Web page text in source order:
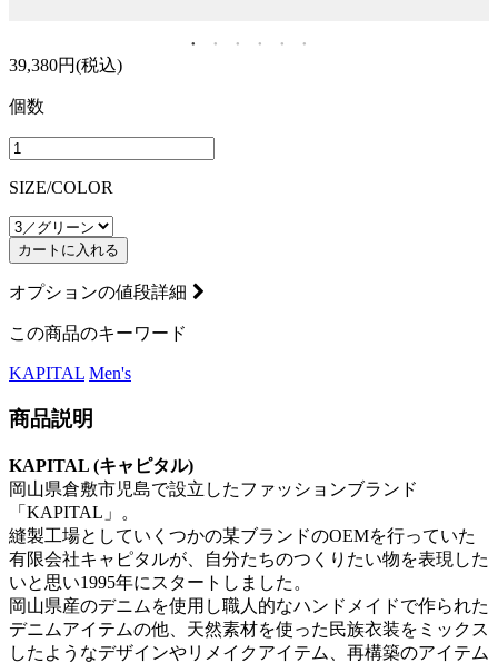
39,380円(税込)
個数
SIZE/COLOR
カートに入れる
オプションの値段詳細
この商品のキーワード
KAPITAL Men's
商品説明
KAPITAL (キャピタル)
岡山県倉敷市児島で設立したファッションブランド
「KAPITAL」。
縫製工場としていくつかの某ブランドのOEMを行っていた
有限会社キャピタルが、自分たちのつくりたい物を表現した
いと思い1995年にスタートしました。
岡山県産のデニムを使用し職人的なハンドメイドで作られた
デニムアイテムの他、天然素材を使った民族衣装をミックス
したようなデザインやリメイクアイテム、再構築のアイテム